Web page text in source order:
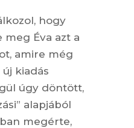
hogy
meg Éva azt a
amire még
kiadás
úgy döntött,
alapjából
megérte,